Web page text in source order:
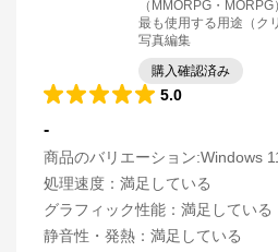
（MMORPG・MORPG）
最も使用する用途（ク
写真編集
購入確認済み
5.0
-
商品のバリエーション:Windows
処理速度 ： 満足している
グラフィック性能 ： 満足している
静音性・発熱 ： 満足している